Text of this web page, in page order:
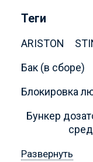
Теги
ARISTON
Бак (в сборе)
Блокировка
Бункер
Развернуть